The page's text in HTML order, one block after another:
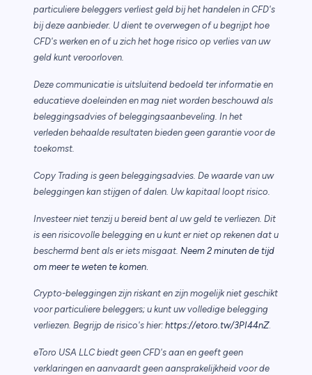
particuliere beleggers verliest geld bij het handelen in CFD's
bij deze aanbieder. U dient te overwegen of u begrijpt hoe
CFD's werken en of u zich het hoge risico op verlies van uw
geld kunt veroorloven.
Deze communicatie is uitsluitend bedoeld ter informatie en
educatieve doeleinden en mag niet worden beschouwd als
beleggingsadvies of beleggingsaanbeveling. In het
verleden behaalde resultaten bieden geen garantie voor de
toekomst.
Copy Trading is geen beleggingsadvies. De waarde van uw
beleggingen kan stijgen of dalen. Uw kapitaal loopt risico.
Investeer niet tenzij u bereid bent al uw geld te verliezen. Dit
is een risicovolle belegging en u kunt er niet op rekenen dat u
beschermd bent als er iets misgaat. Neem 2 minuten de tijd
om meer te weten te komen.
Crypto-beleggingen zijn riskant en zijn mogelijk niet geschikt
voor particuliere beleggers; u kunt uw volledige belegging
verliezen. Begrijp de risico's hier: https://etoro.tw/3PI44nZ.
eToro USA LLC biedt geen CFD's aan en geeft geen
verklaringen en aanvaardt geen aansprakelijkheid voor de